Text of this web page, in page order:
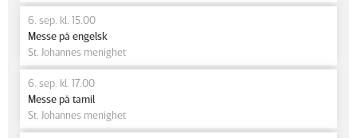
6. sep. kl. 15.00
Messe på engelsk
St. Johannes menighet
6. sep. kl. 17.00
Messe på tamil
St. Johannes menighet